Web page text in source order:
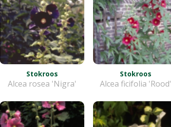
Stokroos
Alcea rosea 'Nigra'
Stokroos
Alcea ficifolia 'Rood'